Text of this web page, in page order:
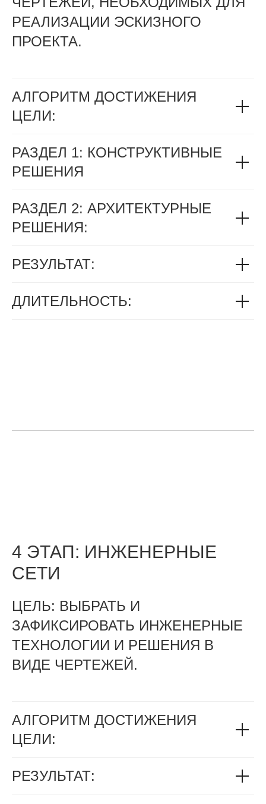
РЕАЛИЗАЦИИ ЭСКИЗНОГО
ПРОЕКТА.
АЛГОРИТМ ДОСТИЖЕНИЯ
ЦЕЛИ:
РАЗДЕЛ 1: КОНСТРУКТИВНЫЕ
РЕШЕНИЯ
РАЗДЕЛ 2: АРХИТЕКТУРНЫЕ
РЕШЕНИЯ:
РЕЗУЛЬТАТ:
ДЛИТЕЛЬНОСТЬ:
4 ЭТАП: ИНЖЕНЕРНЫЕ
СЕТИ
ЦЕЛЬ: ВЫБРАТЬ И
ЗАФИКСИРОВАТЬ ИНЖЕНЕРНЫЕ
ТЕХНОЛОГИИ И РЕШЕНИЯ В
ВИДЕ ЧЕРТЕЖЕЙ.
АЛГОРИТМ ДОСТИЖЕНИЯ
ЦЕЛИ:
РЕЗУЛЬТАТ: